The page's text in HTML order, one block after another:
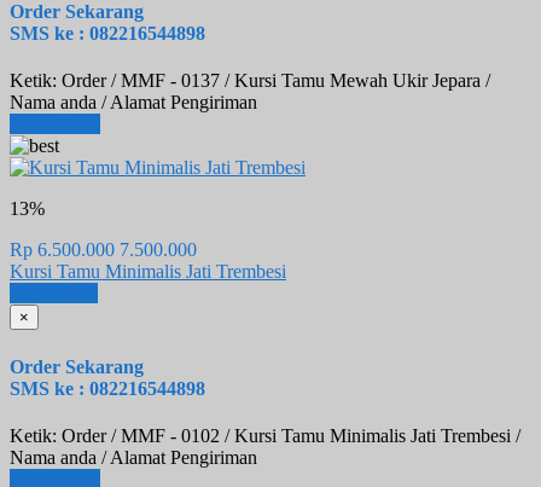
Order Sekarang
SMS ke : 082216544898
Ketik: Order / MMF - 0137 / Kursi Tamu Mewah Ukir Jepara /
Nama anda / Alamat Pengiriman
13%
Rp 6.500.000 7.500.000
Kursi Tamu Minimalis Jati Trembesi
×
Order Sekarang
SMS ke : 082216544898
Ketik: Order / MMF - 0102 / Kursi Tamu Minimalis Jati Trembesi /
Nama anda / Alamat Pengiriman